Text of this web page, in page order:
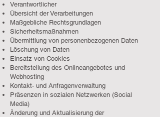
Verantwortlicher
Übersicht der Verarbeitungen
Maßgebliche Rechtsgrundlagen
Sicherheitsmaßnahmen
Übermittlung von personenbezogenen Daten
Löschung von Daten
Einsatz von Cookies
Bereitstellung des Onlineangebotes und
Webhosting
Kontakt- und Anfragenverwaltung
Präsenzen in sozialen Netzwerken (Social
Media)
Änderung und Aktualisierung der